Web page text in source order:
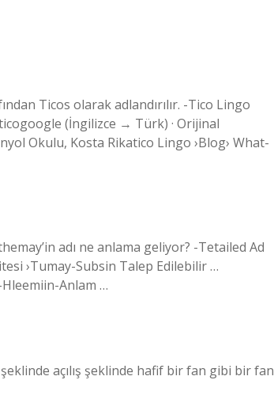
Ticos olarak adlandırılır. -Tico Lingo
(İngilizce → Türk) · Orijinal
Okulu, Kosta Rikatico Lingo ›Blog› What-
adı ne anlama geliyor? -Tetailed Ad
›Tumay-Subsin Talep Edilebilir …
Hleemiin-Anlam …
açılış şeklinde hafif bir fan gibi bir fan